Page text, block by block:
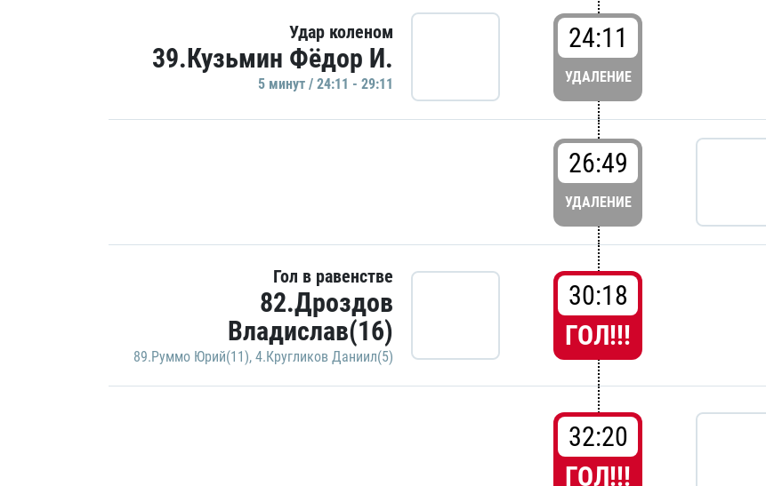
Удар коленом
39.Кузьмин Фёдор И.
5 минут / 24:11 - 29:11
24:11
УДАЛЕНИЕ
26:49
УДАЛЕНИЕ
Гол в равенстве
82.Дроздов
Владислав(16)
89.Руммо Юрий(11), 4.Кругликов Даниил(5)
30:18
ГОЛ!!!
32:20
ГОЛ!!!